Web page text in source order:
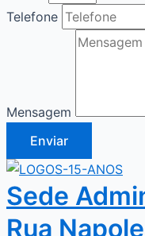
Telefone
Mensagem
Enviar
Sede
Rua